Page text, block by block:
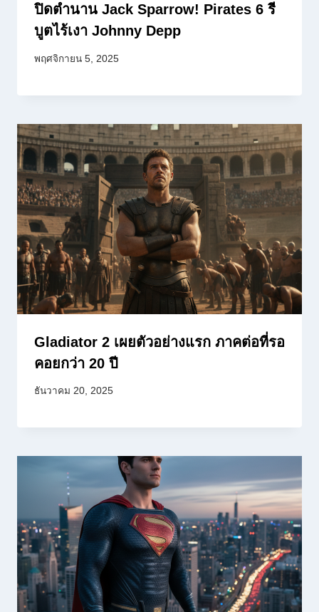
ปิดตำนาน Jack Sparrow! Pirates 6 รี
บูตไร้เงา Johnny Depp
พฤศจิกายน 5, 2025
Gladiator 2 เผยตัวอย่างแรก ภาคต่อที่รอ
คอยกว่า 20 ปี
ธันวาคม 20, 2025